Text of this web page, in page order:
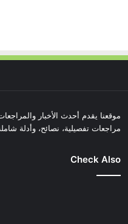
موقعنا يقدم أحدث الأخبار
مراجعات تفصيلية، نصائح، وأدلة
Check Also